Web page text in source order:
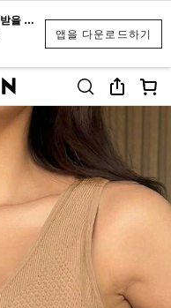
앱을 다운로드하기
SHEIN앱에서 더 많은 혜택을 받을 수 있어요.